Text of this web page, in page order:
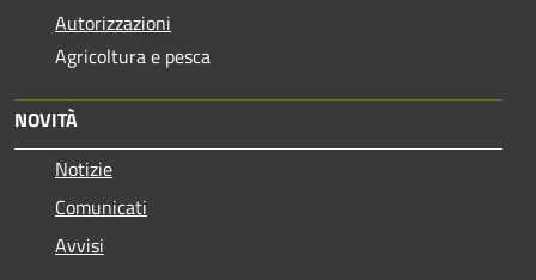
Autorizzazioni
Agricoltura e pesca
NOVITÀ
Notizie
Comunicati
Avvisi